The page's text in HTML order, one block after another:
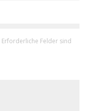
Erforderliche Felder sind